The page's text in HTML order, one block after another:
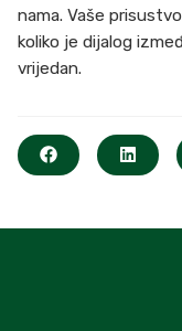
nama. Vaše
koliko je dijalog
vrijedan.